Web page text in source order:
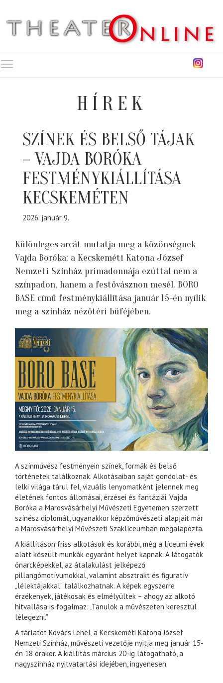
HÍREK
SZÍNEK ÉS BELSŐ TÁJAK
– VAJDA BORÓKA
FESTMÉNYKIÁLLÍTÁSA
KECSKEMÉTEN
2026. január 9.
Különleges arcát mutatja meg a közönségnek
Vajda Boróka: a Kecskeméti Katona József
Nemzeti Színház primadonnája ezúttal nem a
színpadon, hanem a festővásznon mesél. BORO
BASE című festménykiállítása január 15-én nyílik
meg a színház nézőtéri büféjében.
A színművész festményein színek, formák és belső
történetek találkoznak. Alkotásaiban saját gondolat- és
lelki világa tárul fel, vizuális lenyomatként jelennek meg
életének fontos állomásai, érzései és fantáziái. Vajda
Boróka a Marosvásárhelyi Művészeti Egyetemen szerzett
színész diplomát, ugyanakkor képzőművészeti alapjait már
a Marosvásárhelyi Művészeti Szaklíceumban megalapozta.
A kiállításon friss alkotások és korábbi, még a líceumi évek
alatt készült munkák egyaránt helyet kapnak. A látogatók
önarcképekkel, az átalakulást jelképező
pillangómotívumokkal, valamint absztrakt és figuratív
„lélektájakkal” találkozhatnak. A képek egyszerre
érzékenyek, játékosak és elmélyültek – ahogy az alkotó
hitvallása is fogalmaz: „Tanulok a művészeten keresztül
lélegezni.”
A tárlatot Kovács Lehel, a Kecskeméti Katona József
Nemzeti Színház, művészeti vezetője nyitja meg január 15-
én 18 órakor. A kiállítás március 20-ig látogatható, a
nagyszínház nyitvatartási idejében, ingyenesen.